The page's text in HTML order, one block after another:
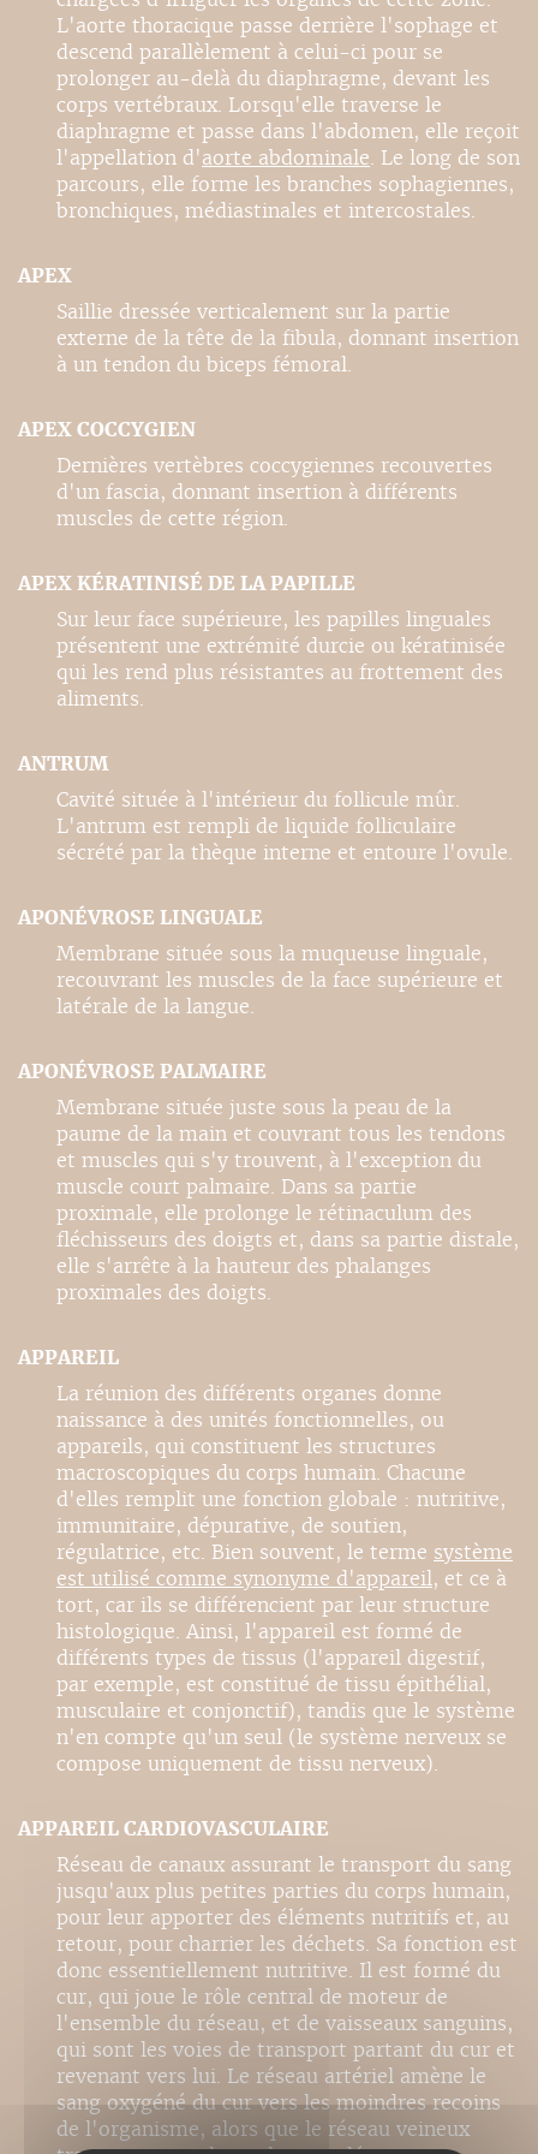
L'aorte thoracique passe derrière l'sophage et
descend parallèlement à celui-ci pour se
prolonger au-delà du diaphragme, devant les
corps vertébraux. Lorsqu'elle traverse le
diaphragme et passe dans l'abdomen, elle reçoit
l'appellation d'aorte abdominale. Le long de son
parcours, elle forme les branches sophagiennes,
bronchiques, médiastinales et intercostales.
APEX
Saillie dressée verticalement sur la partie
externe de la tête de la fibula, donnant insertion
à un tendon du biceps fémoral.
APEX COCCYGIEN
Dernières vertèbres coccygiennes recouvertes
d'un fascia, donnant insertion à différents
muscles de cette région.
APEX KÉRATINISÉ DE LA PAPILLE
Sur leur face supérieure, les papilles linguales
présentent une extrémité durcie ou kératinisée
qui les rend plus résistantes au frottement des
aliments.
ANTRUM
Cavité située à l'intérieur du follicule mûr.
L'antrum est rempli de liquide folliculaire
sécrété par la thèque interne et entoure l'ovule.
APONÉVROSE LINGUALE
Membrane située sous la muqueuse linguale,
recouvrant les muscles de la face supérieure et
latérale de la langue.
APONÉVROSE PALMAIRE
Membrane située juste sous la peau de la
paume de la main et couvrant tous les tendons
et muscles qui s'y trouvent, à l'exception du
muscle court palmaire. Dans sa partie
proximale, elle prolonge le rétinaculum des
fléchisseurs des doigts et, dans sa partie distale,
elle s'arrête à la hauteur des phalanges
proximales des doigts.
APPAREIL
La réunion des différents organes donne
naissance à des unités fonctionnelles, ou
appareils, qui constituent les structures
macroscopiques du corps humain. Chacune
d'elles remplit une fonction globale : nutritive,
immunitaire, dépurative, de soutien,
régulatrice, etc. Bien souvent, le terme système
est utilisé comme synonyme d'appareil, et ce à
tort, car ils se différencient par leur structure
histologique. Ainsi, l'appareil est formé de
différents types de tissus (l'appareil digestif,
par exemple, est constitué de tissu épithélial,
musculaire et conjonctif), tandis que le système
n'en compte qu'un seul (le système nerveux se
compose uniquement de tissu nerveux).
APPAREIL CARDIOVASCULAIRE
Réseau de canaux assurant le transport du sang
jusqu'aux plus petites parties du corps humain,
pour leur apporter des éléments nutritifs et, au
retour, pour charrier les déchets. Sa fonction est
donc essentiellement nutritive. Il est formé du
cur, qui joue le rôle central de moteur de
l'ensemble du réseau, et de vaisseaux sanguins,
qui sont les voies de transport partant du cur et
revenant vers lui. Le réseau artériel amène le
sang oxygéné du cur vers les moindres recoins
de l'organisme, alors que le réseau veineux